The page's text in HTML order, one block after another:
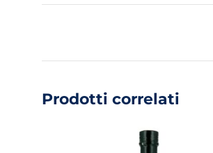
Prodotti correlati